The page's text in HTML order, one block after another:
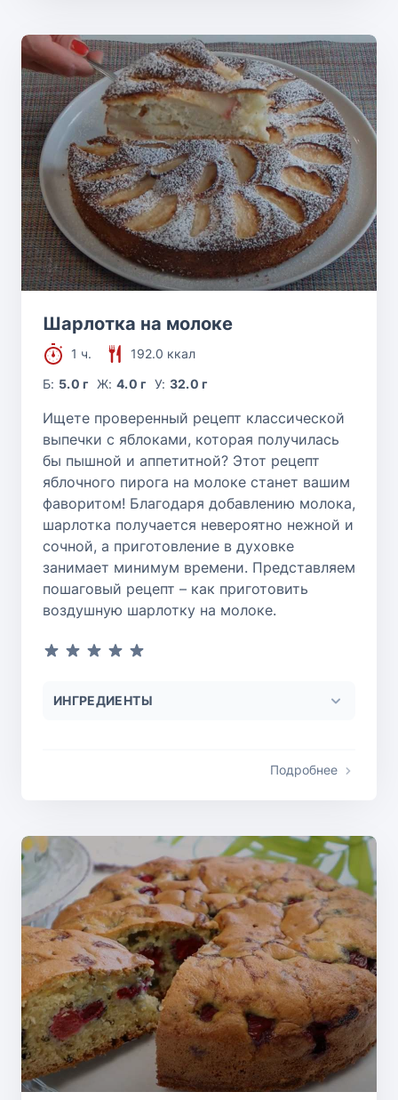
Шарлотка на молоке
1 ч.
192.0 ккал
Б: 5.0 г Ж: 4.0 г У: 32.0 г
Ищете проверенный рецепт классической
выпечки с яблоками, которая получилась
бы пышной и аппетитной? Этот рецепт
яблочного пирога на молоке станет вашим
фаворитом! Благодаря добавлению молока,
шарлотка получается невероятно нежной и
сочной, а приготовление в духовке
занимает минимум времени. Представляем
пошаговый рецепт – как приготовить
воздушную шарлотку на молоке.
ИНГРЕДИЕНТЫ
Подробнее